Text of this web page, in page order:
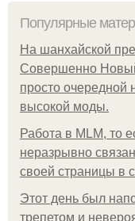
Популярные
На шанхайской
Совершенно
просто очередной
высокой моды.
Работа в MLM, то
неразрывно
своей страницы в
Этот день был
трепетом и